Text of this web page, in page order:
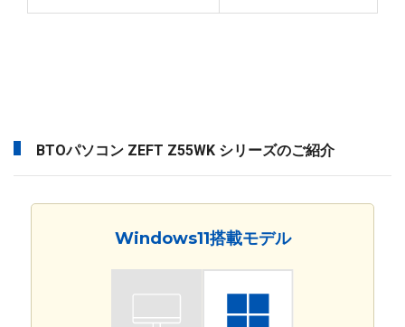
BTOパソコン ZEFT Z55WK シリーズのご紹介
Windows11搭載モデル